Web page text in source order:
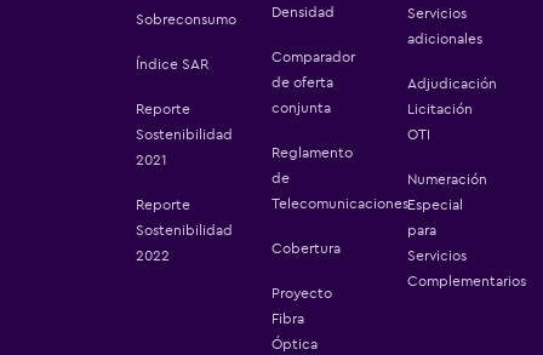
Sobreconsumo
Índice SAR
Reporte
Sostenibilidad
2021
Reporte
Sostenibilidad
2022
Densidad
Comparador
de oferta
conjunta
Reglamento
de
Telecomunicaciones
Cobertura
Proyecto
Fibra
Óptica
Servicios
adicionales
Adjudicación
Licitación
OTI
Numeración
Especial
para
Servicios
Complementarios